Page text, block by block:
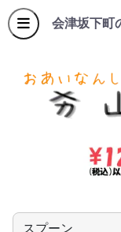
会津坂下町
商品名やキーワー